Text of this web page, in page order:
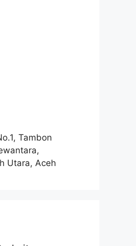
Tambon
Utara, Aceh